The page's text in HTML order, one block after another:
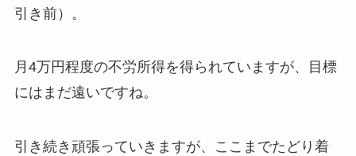
引き前）。
月4万円程度の不労所得を得られていますが、目標
にはまだ遠いですね。
引き続き頑張っていきますが、ここまでたどり着